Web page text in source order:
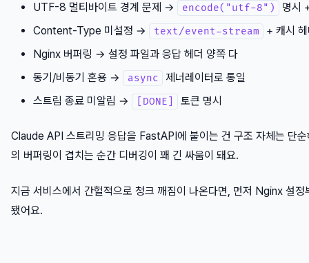
UTF-8 멀티바이트 경계 문제 → encode("utf-8")
명시
Content-Type 미설정 →
text/event-stream
+ 캐시
Nginx 버퍼링 → 설정 파일과 응답 헤더 양쪽 다
동기/비동기 혼용 →
async
제너레이터로 통일
스트림 종료 미알림 →
[DONE] 토큰 명시
Claude API 스트리밍 응답을 FastAPI에 붙이는 건 구조 자체는 단
의 버퍼링이 겹치는 순간 디버깅이 꽤 긴 싸움이 돼요.
지금 서비스에서 간헐적으로 청크 깨짐이 나온다면, 먼저 Nginx 설
됐어요.